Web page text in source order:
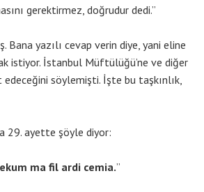
gerektirmez, doğrudur dedi.”
Bana yazılı cevap verin diye, yani eline
istiyor. İstanbul Müftülüğü’ne ve diğer
söylemişti. İşte bu taşkınlık,
29. ayette şöyle diyor:
ma fil ardi cemia.”